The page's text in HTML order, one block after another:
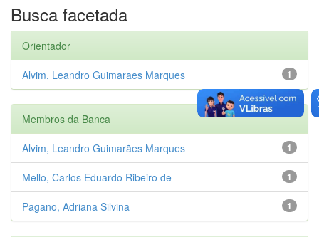
Busca facetada
Orientador
1
Alvim, Leandro Guimaraes Marques
Membros da Banca
1
Alvim, Leandro Guimarães Marques
1
Mello, Carlos Eduardo Ribeiro de
1
Pagano, Adriana Silvina